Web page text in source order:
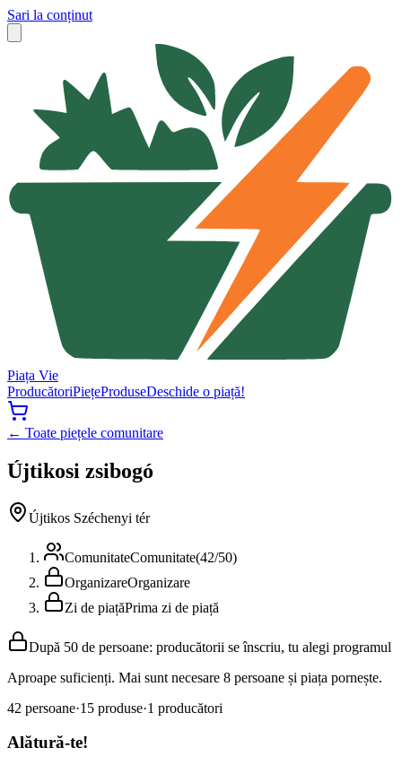
Sari la conținut
Piața Vie
ProducătoriPiețeProduseDeschide o piață!
← Toate piețele comunitare
Újtikosi zsibogó
Újtikos Széchenyi tér
ComunitateComunitate(42/50)
OrganizareOrganizare
Zi de piațăPrima zi de piață
După 50 de persoane: producătorii se înscriu, tu alegi programul
Aproape suficienți. Mai sunt necesare 8 persoane și piața pornește.
42 persoane·15 produse·1 producători
Alătură-te!